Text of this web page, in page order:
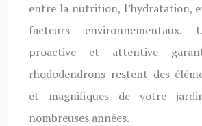
entre la nutrition, l’hydratation,
facteurs environnementaux.
proactive et attentive
rhododendrons restent des
et magnifiques de votre
nombreuses années.